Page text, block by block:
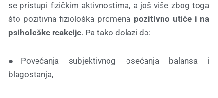
se pristupi fizičkim aktivnostima, a još više zbog toga
što pozitivna fiziološka promena pozitivno utiče i na
psihološke reakcije. Pa tako dolazi do:
●Povećanja subjektivnog osećanja balansa i
blagostanja,